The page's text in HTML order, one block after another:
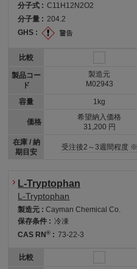
分子式 : C11H12N2O2
分子量 : 204.2
GHS :
比較
製品コー
ド
容量
価格
在庫 / 納
期目安
製造元
M02943
1kg
希望納入価格
31,200 円
受注後2～3週間程度 ※
L-Tryptophan
L-Tryptophan
製造元 :Cayman Chemical Co.
保存条件 : 冷凍
CAS RN® : 73-22-3
比較